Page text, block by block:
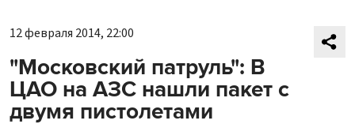
12 февраля 2014, 22:00
"Московский патруль": В
ЦАО на АЗС нашли пакет с
двумя пистолетами